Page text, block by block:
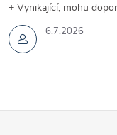
6.7.2026
+ Vynikající, mohu